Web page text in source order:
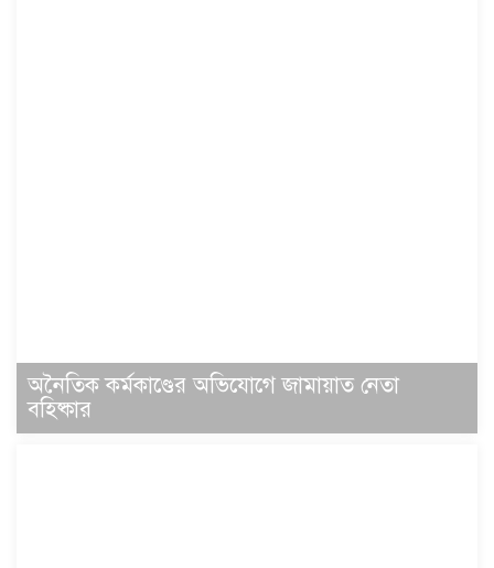
অনৈতিক কর্মকাণ্ডের অভিযোগে জামায়াত নেতা
বহিষ্কার